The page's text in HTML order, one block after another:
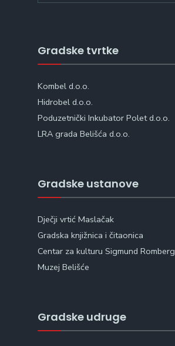
Gradske tvrtke
Kombel d.o.o.
Hidrobel d.o.o.
Poduzetnički Inkubator Polet d.o.o.
LRA grada Belišća d.o.o.
Gradske ustanove
Dječji vrtić Maslačak
Gradska knjižnica i čitaonica
Centar za kulturu Sigmund Romberg
Muzej Belišće
Gradske udruge